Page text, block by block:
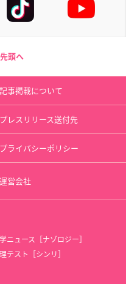
頭へ
記事掲載について
プレスリリース送付先
プライバシーポリシー
運営会社
ニュース［ナゾロジー］
テスト［シンリ］